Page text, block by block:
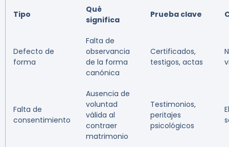
Tipo
Qué
significa
Prueba clave
Defecto de
forma
Falta de
observancia
de la forma
canónica
Certificados,
testigos, actas
Falta de
consentimiento
Ausencia de
voluntad
válida al
contraer
matrimonio
Testimonios,
peritajes
psicológicos